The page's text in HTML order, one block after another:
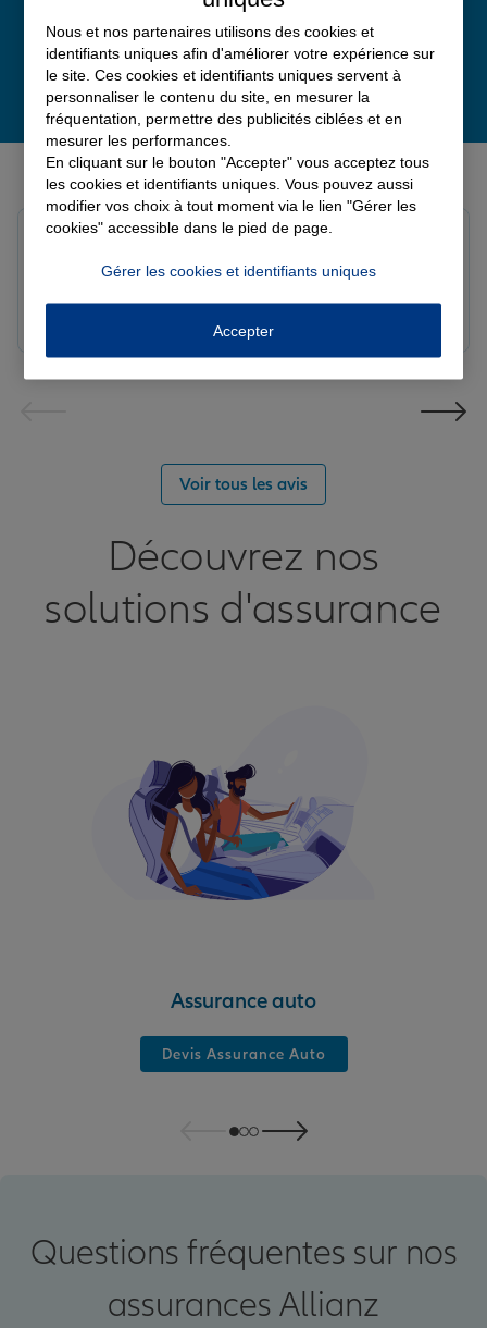
Derniers avis de nos agences Allianz
Le 05/08/2026 - Agence FORT DE FRANCE
Yori A.
Voir tous les avis
Découvrez nos
solutions d'assurance
Assurance auto
Devis Assurance Auto
Questions fréquentes sur nos
assurances Allianz
Nous et nos partenaires utilisons des cookies et
identifiants uniques afin d'améliorer votre expérience sur
le site. Ces cookies et identifiants uniques servent à
personnaliser le contenu du site, en mesurer la
fréquentation, permettre des publicités ciblées et en
mesurer les performances.
En cliquant sur le bouton "Accepter" vous acceptez tous
les cookies et identifiants uniques. Vous pouvez aussi
modifier vos choix à tout moment via le lien "Gérer les
cookies" accessible dans le pied de page.
Gérer les cookies et identifiants uniques
Accepter